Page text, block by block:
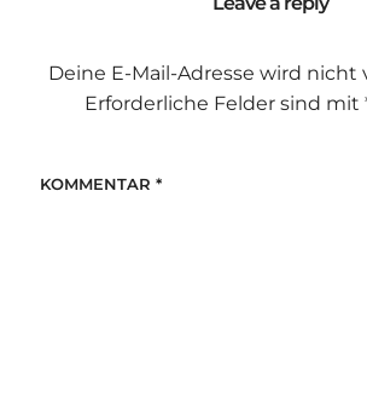
Deine E-Mail-Adresse wird nicht
Erforderliche Felder sind mit
KOMMENTAR *